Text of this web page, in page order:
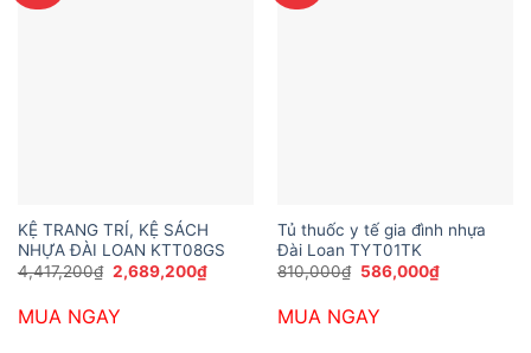
KỆ TRANG TRÍ, KỆ SÁCH
NHỰA ĐÀI LOAN KTT08GS
4,417,200₫ Giá
gốc
4,417,200₫.
2,689,200₫Giá
hiện
MUA NGAY
Tủ thuốc y tế gia đình nhựa
Đài Loan TYT01TK
810,000₫ Giá
810,000₫.
586,000₫Giá
hiện
MUA NGAY